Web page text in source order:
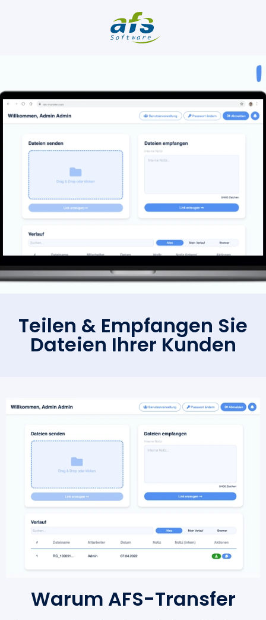
Teilen & Empfangen Sie
Dateien Ihrer Kunden
Warum AFS-Transfer